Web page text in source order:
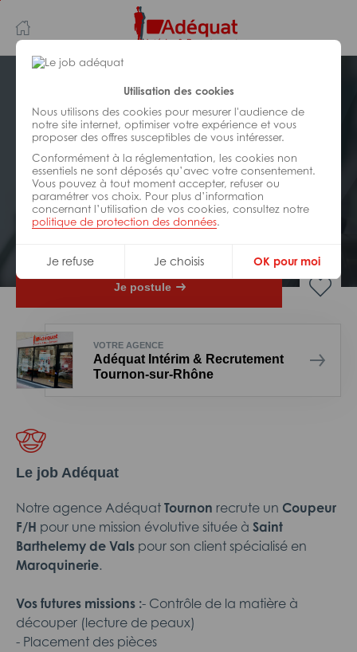
Utilisation des cookies
Nous utilisons des cookies pour mesurer l'audience de
notre site internet, optimiser votre expérience et vous
proposer des offres susceptibles de vous intéresser.
Conformément à la réglementation, les cookies non
essentiels ne sont déposés qu’avec votre consentement.
Vous pouvez à tout moment accepter, refuser ou
paramétrer vos choix. Pour plus d’information
concernant l’utilisation de vos cookies, consultez notre
politique de protection des données.
Je refuse Je choisis OK pour moi
au
contenu
principal
navigation
INDUSTRIE/FABRICATION/
TRANSFORMATION
Réf : 033-313087
Coupeur manutentionnaire H/F
Interim Saint-Barthélemy-de-Vals
Je postule
VOTRE AGENCE
Adéquat Intérim & Recrutement
Tournon-sur-Rhône
Le job Adéquat
Notre agence Adéquat Tournon recrute un Coupeur
F/H pour une mission évolutive située à Saint
Barthelemy de Vals pour son client spécialisé en
Maroquinerie.
Vos futures missions :- Contrôle de la matière à
découper (lecture de peaux)
- Placement des pièces